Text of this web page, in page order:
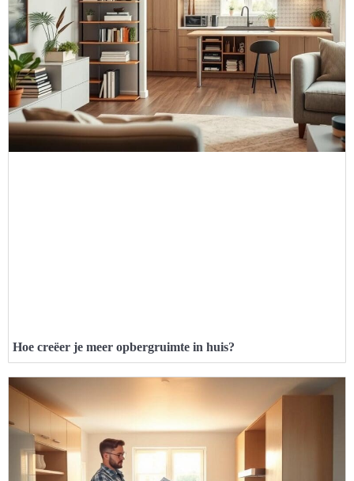
Hoe creëer je meer opbergruimte in huis?